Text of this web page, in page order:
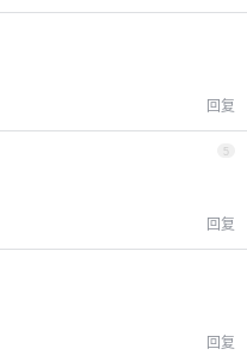
回复
5
回复
回复